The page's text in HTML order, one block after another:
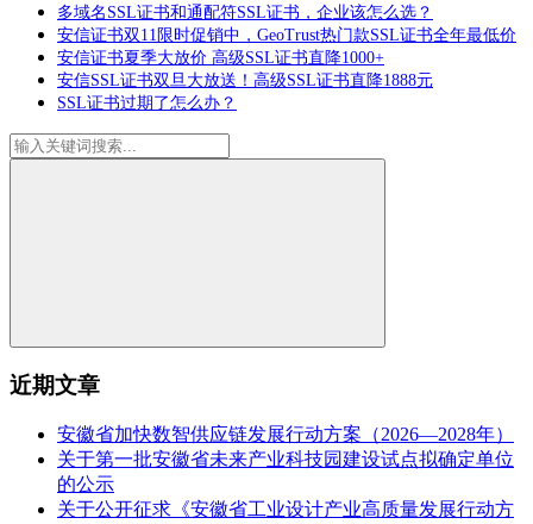
多域名SSL证书和通配符SSL证书，企业该怎么选？
安信证书双11限时促销中，GeoTrust热门款SSL证书全年最低价
安信证书夏季大放价 高级SSL证书直降1000+
安信SSL证书双旦大放送！高级SSL证书直降1888元
SSL证书过期了怎么办？
近期文章
安徽省加快数智供应链发展行动方案（2026—2028年）
关于第一批安徽省未来产业科技园建设试点拟确定单位
的公示
关于公开征求《安徽省工业设计产业高质量发展行动方